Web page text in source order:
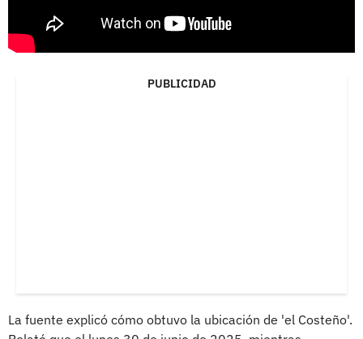
PUBLICIDAD
La fuente explicó cómo obtuvo la ubicación de 'el Costeño'.